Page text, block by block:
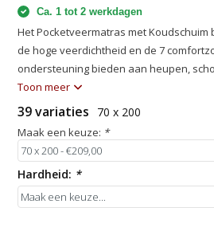
Ca. 1 tot 2 werkdagen
Het Pocketveermatras met
de hoge veerdichtheid en de 7
ondersteuning bieden aan heupen,
Toon meer
39 variaties 70 x 200
Maak een keuze: *
Hardheid: *